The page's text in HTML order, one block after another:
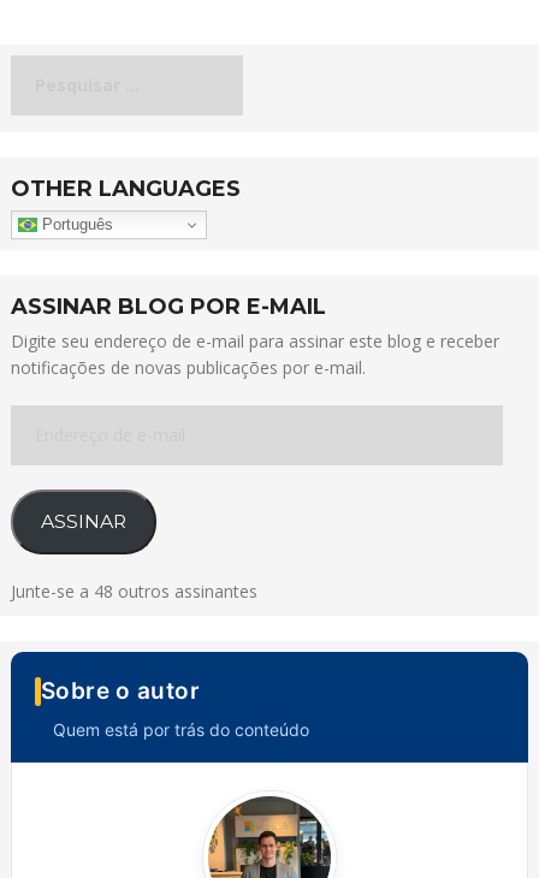
OTHER LANGUAGES
Português
ASSINAR BLOG POR E-MAIL
Digite seu endereço de e-mail para assinar este blog e receber
notificações de novas publicações por e-mail.
e-
mail
ASSINAR
Junte-se a 48 outros assinantes
Sobre o autor
Quem está por trás do conteúdo